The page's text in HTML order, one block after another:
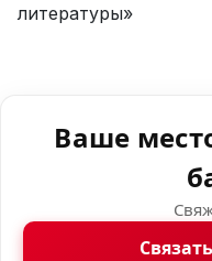
литературы»
Ваше